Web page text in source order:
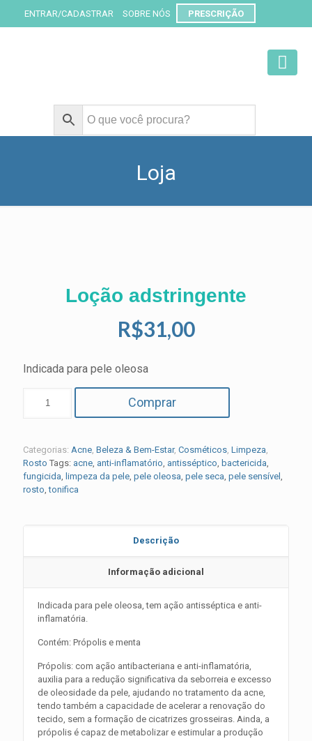
ENTRAR/CADASTRAR SOBRE NÓS PRESCRIÇÃO
Loja
Loção adstringente
R$31,00
Indicada para pele oleosa
Comprar
Categorias: Acne, Beleza & Bem-Estar, Cosméticos, Limpeza,
Rosto Tags: acne, anti-inflamatório, antisséptico, bactericida,
fungicida, limpeza da pele, pele oleosa, pele seca, pele sensível ,
rosto,tonifica
Descrição
Informação adicional
Indicada para pele oleosa, tem ação antisséptica e anti-
inflamatória.
Contém: Própolis e menta
Própolis: com ação antibacteriana e anti-inflamatória,
auxilia para a redução significativa da seborreia e excesso
de oleosidade da pele, ajudando no tratamento da acne,
tendo também a capacidade de acelerar a renovação do
tecido, sem a formação de cicatrizes grosseiras. Ainda, a
própolis é capaz de metabolizar e estimular a produção